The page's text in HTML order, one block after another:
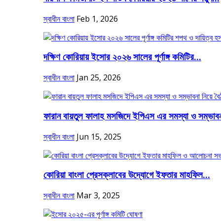
স্বাধীন বাংলা Feb 1, 2026
দক্ষিণ কোরিয়ায় ইসোর ২০২৬ সালের পূর্ণাঙ্গ কমিটির...
স্বাধীন বাংলা Jan 25, 2026
ফারান বায়তুল ফালাহ মসজিদে ইপিএস এর সমস্যা ও
স্বাধীন বাংলা Jun 15, 2025
কোরিয়া বাংলা প্রেসক্লাবের উদ্যোগে ইফতার মাহফিল...
স্বাধীন বাংলা Mar 3, 2025